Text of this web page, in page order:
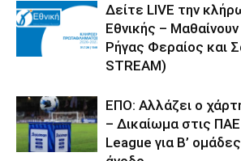
Δείτε LIVE την
Εθνικής –
Ρήγας Φεραίος και
STREAM)
ΕΠΟ: Αλλάζει ο
– Δικαίωμα στις
League για Β’